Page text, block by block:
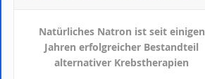
Natürliches Natron ist seit einigen
Jahren erfolgreicher Bestandteil
alternativer Krebstherapien